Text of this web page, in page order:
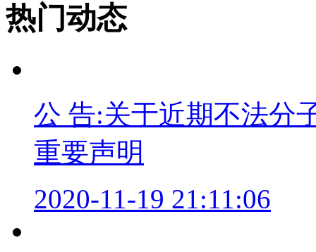
热门动态
公 告:关于近期不法分
重要声明
2020-11-19 21:11:06